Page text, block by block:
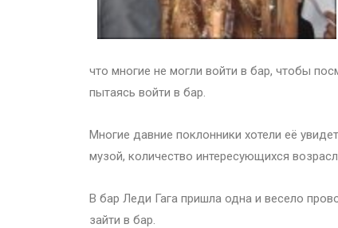
что многие не могли войти в бар, чтобы
пытаясь войти в бар.
Многие давние поклонники хотели её
музой, количество интересующихся
В бар Леди Гага пришла одна и весело
зайти в бар.